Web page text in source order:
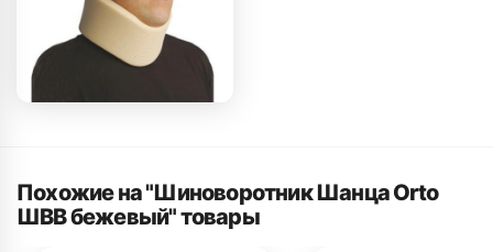
Похожие на "Шиноворотник Шанца Orto
ШВВ бежевый" товары